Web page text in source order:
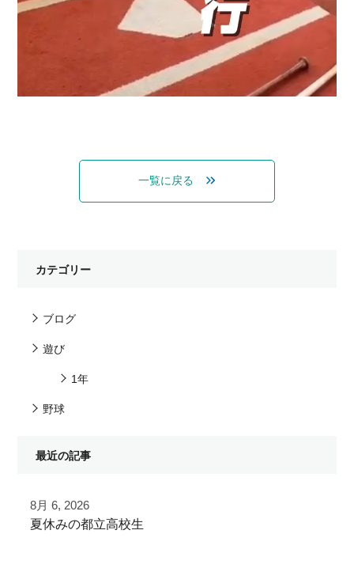
一覧に戻る
カテゴリー
ブログ
遊び
1年
野球
最近の記事
8月 6, 2026
夏休みの都立高校生